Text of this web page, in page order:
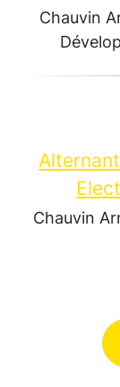
Chauvin
Chauvin